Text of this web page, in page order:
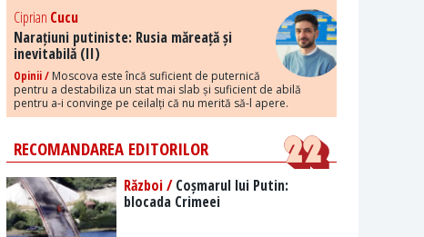
Ciprian Cucu
Narațiuni putiniste: Rusia măreață și
inevitabilă (II)
Opinii / Moscova este încă suficient de puternică
pentru a destabiliza un stat mai slab și suficient de abilă
pentru a-i convinge pe ceilalți că nu merită să-l apere.
RECOMANDAREA EDITORILOR
Război /Coșmarul lui Putin:
blocada Crimeei